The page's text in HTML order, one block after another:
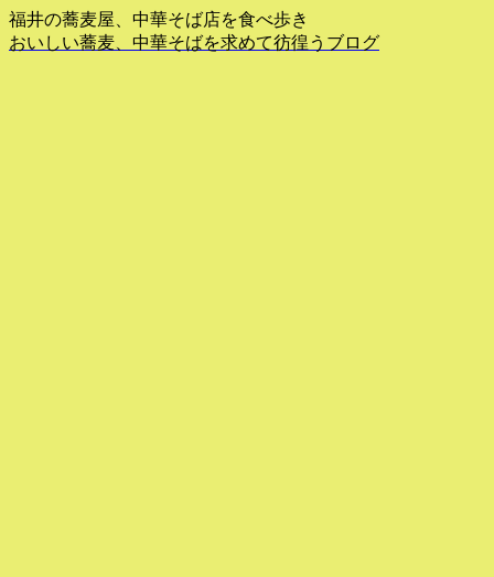
福井の蕎麦屋、中華そば店を食べ歩き
おいしい蕎麦、中華そばを求めて彷徨うブログ